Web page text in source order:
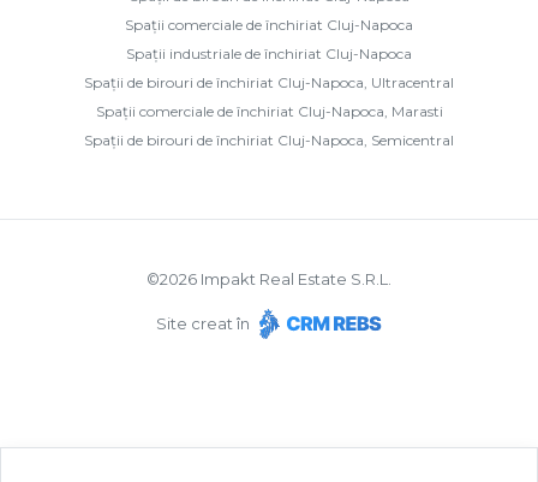
Spații comerciale de închiriat Cluj-Napoca
Spații industriale de închiriat Cluj-Napoca
Spații de birouri de închiriat Cluj-Napoca, Ultracentral
Spații comerciale de închiriat Cluj-Napoca, Marasti
Spații de birouri de închiriat Cluj-Napoca, Semicentral
©2026 Impakt Real Estate S.R.L.
Site creat în